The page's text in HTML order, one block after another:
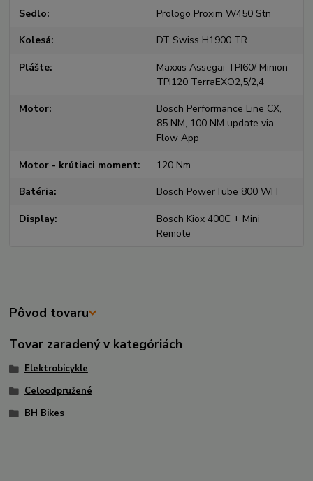
Sedlo Prologo Proxim W450 Stn
Kolesá DT Swiss H1900 TR
Plášte
Maxxis Assegai TPI60/ Minion
TPI120 TerraEXO2,5/2,4
Motor
Bosch Performance Line CX,
85 NM, 100 NM update via
Flow App
Motor - krútiaci moment 120 Nm
Batéria Bosch PowerTube 800 WH
Display
Bosch Kiox 400C + Mini
Remote
Pôvod tovaru
Tovar zaradený v kategóriách
Elektrobicykle
Celoodpružené
BH Bikes